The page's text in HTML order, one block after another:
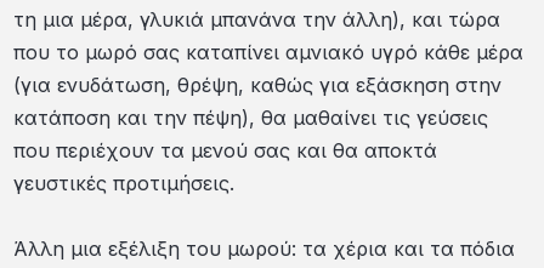
τη μια μέρα, γλυκιά μπανάνα την άλλη), και τώρα
που το μωρό σας καταπίνει αμνιακό υγρό κάθε μέρα
(για ενυδάτωση, θρέψη, καθώς για εξάσκηση στην
κατάποση και την πέψη), θα μαθαίνει τις γεύσεις
που περιέχουν τα μενού σας και θα αποκτά
γευστικές προτιμήσεις.
Άλλη μια εξέλιξη του μωρού: τα χέρια και τα πόδια